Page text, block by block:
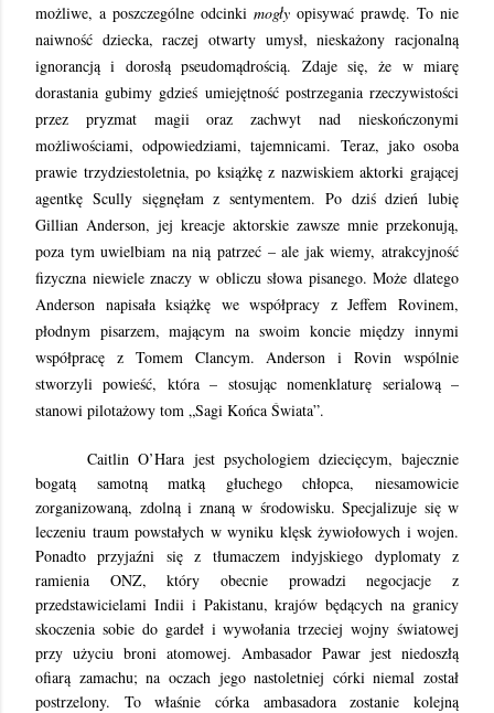
możliwe, a poszczególne odcinki mogły opisywać prawdę. To nie
naiwność dziecka, raczej otwarty umysł, nieskażony racjonalną
ignorancją i dorosłą pseudomądrością. Zdaje się, że w miarę
dorastania gubimy gdzieś umiejętność postrzegania rzeczywistości
przez pryzmat magii oraz zachwyt nad nieskończonymi
możliwościami, odpowiedziami, tajemnicami. Teraz, jako osoba
prawie trzydziestoletnia, po książkę z nazwiskiem aktorki grającej
agentkę Scully sięgnęłam z sentymentem. Po dziś dzień lubię
Gillian Anderson, jej kreacje aktorskie zawsze mnie przekonują,
poza tym uwielbiam na nią patrzeć – ale jak wiemy, atrakcyjność
fizyczna niewiele znaczy w obliczu słowa pisanego. Może dlatego
Anderson napisała książkę we współpracy z Jeffem Rovinem,
płodnym pisarzem, mającym na swoim koncie między innymi
współpracę z Tomem Clancym. Anderson i Rovin wspólnie
stworzyli powieść, która – stosując nomenklaturę serialową –
stanowi pilotażowy tom „Sagi Końca Świata”.
Caitlin O’Hara jest psychologiem dziecięcym, bajecznie
bogatą samotną matką głuchego chłopca, niesamowicie
zorganizowaną, zdolną i znaną w środowisku. Specjalizuje się w
leczeniu traum powstałych w wyniku klęsk żywiołowych i wojen.
Ponadto przyjaźni się z tłumaczem indyjskiego dyplomaty z
ramienia ONZ, który obecnie prowadzi negocjacje z
przedstawicielami Indii i Pakistanu, krajów będących na granicy
skoczenia sobie do gardeł i wywołania trzeciej wojny światowej
przy użyciu broni atomowej. Ambasador Pawar jest niedoszłą
ofiarą zamachu; na oczach jego nastoletniej córki niemal został
postrzelony. To właśnie córka ambasadora zostanie kolejną